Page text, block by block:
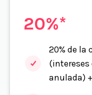
20%*
20% de la
(intereses
anulada)